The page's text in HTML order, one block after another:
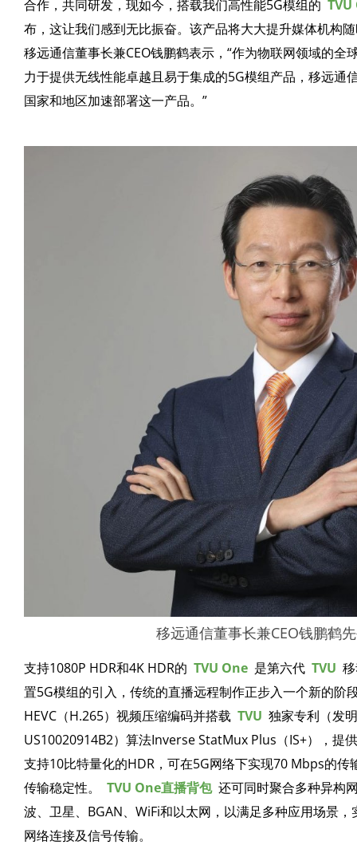
合作，共同研发，现如今，搭载我们高性能5G模组的 TVU
布，这让我们感到无比振奋。该产品将大大提升媒体机构
移远通信董事长兼CEO钱鹏鹤表示，“作为物联网领域的全
力于提供无线性能卓越且易于集成的5G模组产品，移远通
国家和地区加速部署这一产品。”
移远通信董事长兼CEO钱鹏鹤
支持1080P HDR和4K HDR的 TVU One 是第六代 TVU
置5G模组的引入，传统的直播远程制作正步入一个新的阶
HEVC（H.265）视频压缩编码并搭载 TVU 独家专利（发
US10020914B2）算法Inverse StatMux Plus（IS+），提
支持10比特量化的HDR，可在5G网络下实现70 Mbps的传
传输稳定性。 TVU One直播背包还可同时聚合多种异构
波、卫星、BGAN、WiFi和以太网，以满足多种应用场景
网络连接及信号传输。